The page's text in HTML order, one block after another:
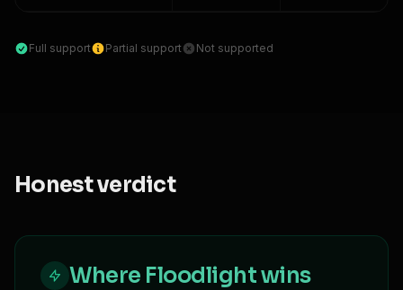
Full support Partial support Not supported
Honest verdict
Where Floodlight wins